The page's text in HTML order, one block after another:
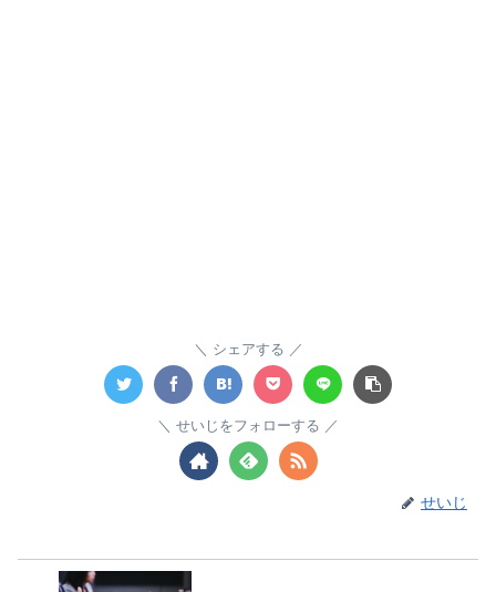
シェアする
せいじをフォローする
せいじ